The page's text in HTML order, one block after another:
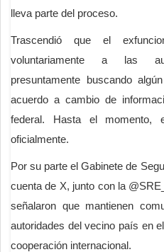
lleva parte del proceso.
Trascendió que el
voluntariamente a las
presuntamente buscando
acuerdo a cambio de
federal. Hasta el momento,
oficialmente.
Por su parte el Gabinete de
cuenta de X, junto con la
señalaron que mantienen
autoridades del vecino país en
cooperación internacional.